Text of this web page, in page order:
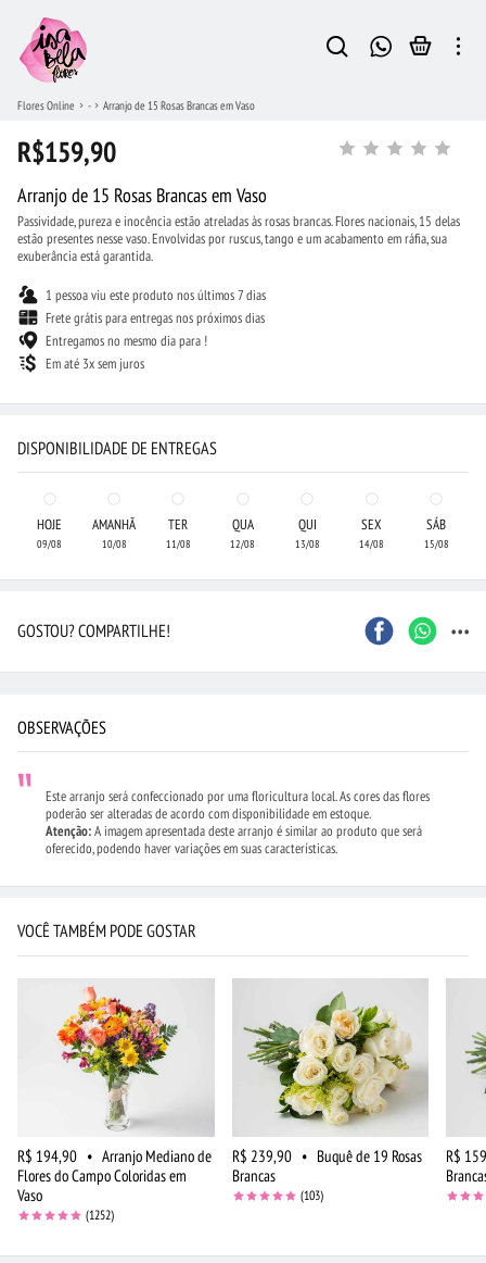
Flores Online - Arranjo de 15 Rosas Brancas em Vaso
R$159,90
Arranjo de 15 Rosas Brancas em Vaso
Passividade, pureza e inocência estão atreladas às rosas brancas. Flores nacionais, 15 delas
estão presentes nesse vaso. Envolvidas por ruscus, tango e um acabamento em ráfia, sua
exuberância está garantida.
1 pessoa viu este produto nos últimos 7 dias
Frete grátis para entregas nos próximos dias
Entregamos no mesmo dia para !
Em até 3x sem juros
DISPONIBILIDADE DE ENTREGAS
HOJE
09/08
AMANHÃ
10/08
TER
11/08
QUA
12/08
QUI
13/08
SEX
14/08
SÁB
15/08
GOSTOU? COMPARTILHE! ...
OBSERVAÇÕES
Este arranjo será confeccionado por uma floricultura local. As cores das flores
poderão ser alteradas de acordo com disponibilidade em estoque.
Atenção:A imagem apresentada deste arranjo é similar ao produto que será
oferecido, podendo haver variações em suas características.
VOCÊ TAMBÉM PODE GOSTAR
R$ 194,90 • Arranjo Mediano de
Flores do Campo Coloridas em
Vaso
(1252)
R$ 239,90 • Buquê de 19 Rosas
Brancas
(103)
R$